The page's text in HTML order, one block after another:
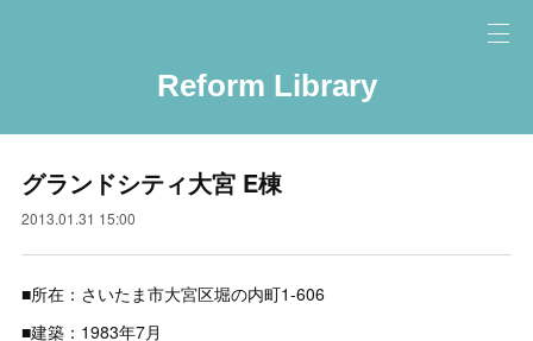
Reform Library
グランドシティ大宮 E棟
2013.01.31 15:00
■所在：さいたま市大宮区堀の内町1-606
■建築：1983年7月